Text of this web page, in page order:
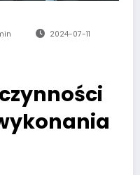
2024-07-11